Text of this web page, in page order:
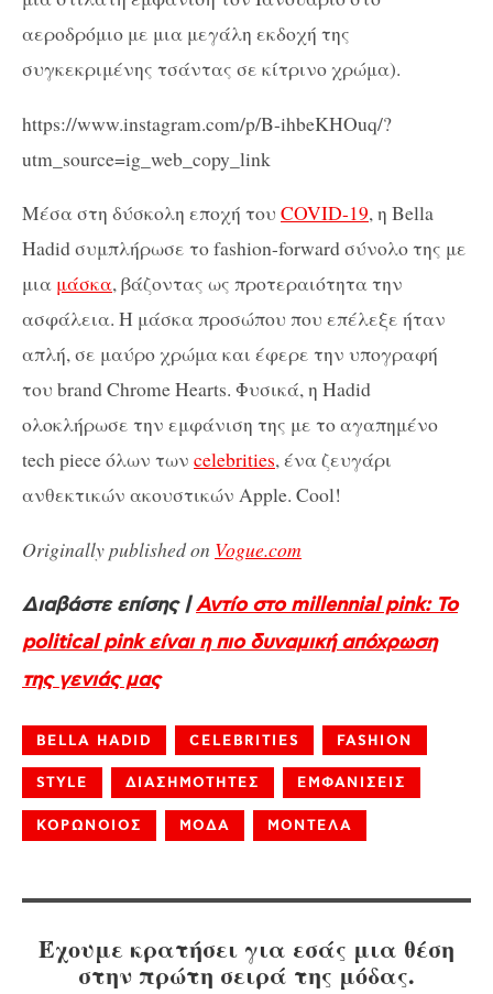
αεροδρόμιο με μια μεγάλη εκδοχή της
συγκεκριμένης τσάντας σε κίτρινο χρώμα).
https://www.instagram.com/p/B-ihbeKHOuq/?
utm_source=ig_web_copy_link
Μέσα στη δύσκολη εποχή του COVID-19, η Bella
Hadid συμπλήρωσε το fashion-forward σύνολο της με
μια μάσκα, βάζοντας ως προτεραιότητα την
ασφάλεια. Η μάσκα προσώπου που επέλεξε ήταν
απλή, σε μαύρο χρώμα και έφερε την υπογραφή
του brand Chrome Hearts. Φυσικά, η Hadid
ολοκλήρωσε την εμφάνιση της με το αγαπημένο
tech piece όλων των celebrities, ένα ζευγάρι
ανθεκτικών ακουστικών Apple. Cool!
Originally published on Vogue.com
Διαβάστε επίσης |Αντίο στο millennial pink: Το
political pink είναι η πιο δυναμική απόχρωση
της γενιάς μας
BELLA HADID CELEBRITIES FASHION
STYLE ΔΙΑΣΗΜΟΤΗΤΕΣ ΕΜΦΑΝΙΣΕΙΣ
ΚΟΡΩΝΟΙΟΣ ΜΟΔΑ ΜΟΝΤΕΛΑ
Έχουμε κρατήσει για εσάς μια θέση
στην πρώτη σειρά της μόδας.